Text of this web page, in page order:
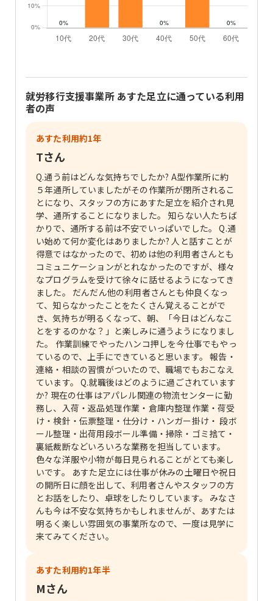
就労移行支援事業所 あすた足立に通っている利用
者の声
あすた利用約1年
Tさん
Q.通う前はどんな気持ちでしたか? A型作業所に約
５年通所していましたがその作業所が閉所されるこ
とになり、スタッフの方にあすた足立を紹介され見
学、通所することになりました。 知らない人たちば
かりで、通所する前は不安でいっぱいでした。 Q.通
い始めて何か変化はありましたか? 人と話すことが
得意ではなかったので、初めは他の利用者さんとも
コミュニケーションがとれなかったのですが、様々
なプログラムを受けて徐々に話せるようになってき
ました。 だんだん他の利用者さんとも仲良くなっ
て、知らなかったことをたくさん覚えることがで
き、気持ちが明るくなって、朝、「今日はどんなこ
とをするのかな？」と楽しみに通うようになりまし
た。 作業訓練でやったハンコ押しを今仕事でもやっ
ているので、上手にできていると思います。 報告・
連絡・相談の習慣がついたので、職場でもおこなえ
ています。 Q.就職後はどのように過ごされています
か? 現在の仕事はアパレル関連の物流センターに勤
務し、入荷・返品処理作業・倉庫内整理作業・荷受
け・検針・伝票整理・仕分け・ハンガー掛け・ 段ボ
ール整理・出荷用段ボール準備・掃除・ゴミ捨て・
裏紙裁断などいろいろな業務を担当しています。
色々な洋服や小物が毎日見られることがとても楽し
いです。 あすた足立には仕事が休みの土曜日や祝日
の開所日に顔を出して、利用者さんやスタッフの方
とお話をしたり、卓球をしたりしています。 みなさ
んも今は不安な気持ちかもしれませんが、あすたは
明るく楽しい雰囲気の事業所なので、一度は見学に
来てみてください。
あすた利用約1年半
Mさん